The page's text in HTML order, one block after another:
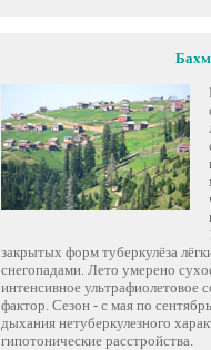
закрытых форм туберкулёза
снегопадами. Лето умерено
интенсивное ультрафиолетовое
фактор. Сезон - с мая по
дыхания нетуберкулезного
гипотонические расстройства.